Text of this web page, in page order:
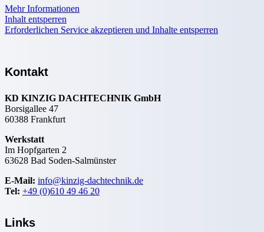
Mehr Informationen
Inhalt entsperren
Erforderlichen Service akzeptieren und Inhalte entsperren
Kontakt
KD KINZIG DACHTECHNIK GmbH
Borsigallee 47
60388 Frankfurt
Werkstatt
Im Hopfgarten 2
63628 Bad Soden-Salmünster
E-Mail: info@kinzig-dachtechnik.de
Tel: +49 (0)610 49 46 20
Links